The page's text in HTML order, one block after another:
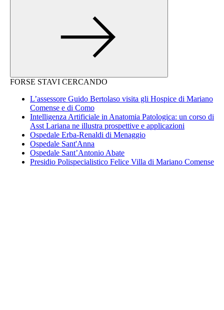
FORSE STAVI CERCANDO
L’assessore Guido Bertolaso visita gli Hospice di Mariano
Comense e di Como
Intelligenza Artificiale in Anatomia Patologica: un corso di
Asst Lariana ne illustra prospettive e applicazioni
Ospedale Erba-Renaldi di Menaggio
Ospedale Sant'Anna
Ospedale Sant’Antonio Abate
Presidio Polispecialistico Felice Villa di Mariano Comense